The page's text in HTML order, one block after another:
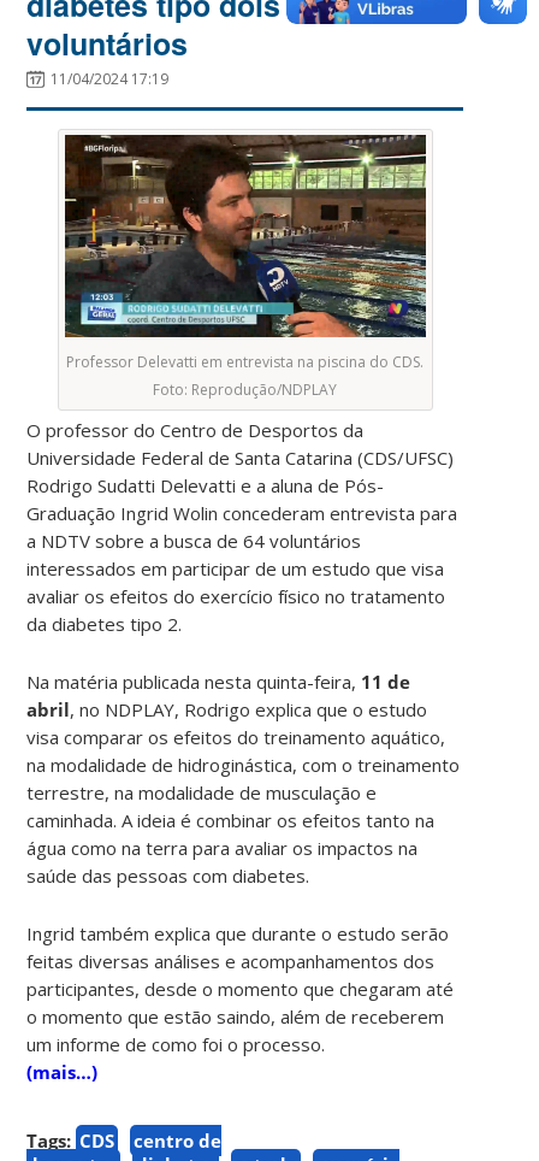
voluntários
11/04/2024 17:19
Professor Delevatti em entrevista na piscina do CDS.
Foto: Reprodução/NDPLAY
O professor do Centro de Desportos da
Universidade Federal de Santa Catarina (CDS/UFSC)
Rodrigo Sudatti Delevatti e a aluna de Pós-
Graduação Ingrid Wolin concederam entrevista para
a NDTV sobre a busca de 64 voluntários
interessados em participar de um estudo que visa
avaliar os efeitos do exercício físico no tratamento
da diabetes tipo 2.
Na matéria publicada nesta quinta-feira, 11 de
abril, no NDPLAY, Rodrigo explica que o estudo
visa comparar os efeitos do treinamento aquático,
na modalidade de hidroginástica, com o treinamento
terrestre, na modalidade de musculação e
caminhada. A ideia é combinar os efeitos tanto na
água como na terra para avaliar os impactos na
saúde das pessoas com diabetes.
Ingrid também explica que durante o estudo serão
feitas diversas análises e acompanhamentos dos
participantes, desde o momento que chegaram até
o momento que estão saindo, além de receberem
um informe de como foi o processo.
(mais…)
Tags: CDS
centro de